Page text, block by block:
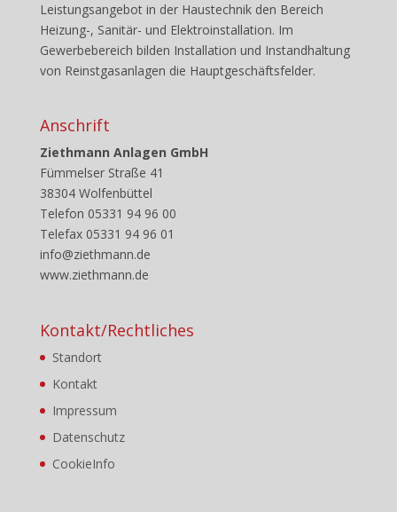
Leistungsangebot in der Haustechnik den Bereich
Heizung-, Sanitär- und Elektroinstallation. Im
Gewerbebereich bilden Installation und Instandhaltung
von Reinstgasanlagen die Hauptgeschäftsfelder.
Anschrift
Ziethmann Anlagen GmbH
Fümmelser Straße 41
38304 Wolfenbüttel
Telefon 05331 94 96 00
Telefax 05331 94 96 01
info@ziethmann.de
www.ziethmann.de
Kontakt/Rechtliches
Standort
Kontakt
Impressum
Datenschutz
CookieInfo